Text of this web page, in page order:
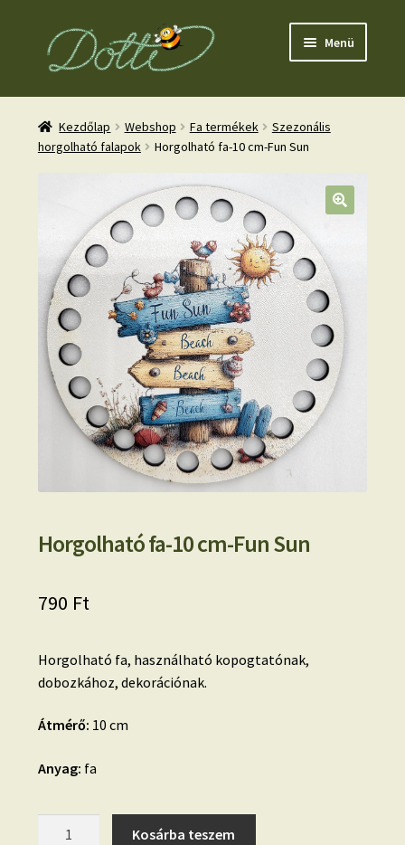
Ugrás
Kilépés
Menü
Kezdőlap Webshop Fa termékek
Szezonális
horgolható falapok
Horgolható fa-10 cm-Fun Sun
Horgolható fa-10 cm-Fun Sun
790 Ft
Horgolható fa, használható kopogtatónak,
dobozkához, dekorációnak.
Átmérő: 10 cm
Anyag: fa
Kosárba teszem